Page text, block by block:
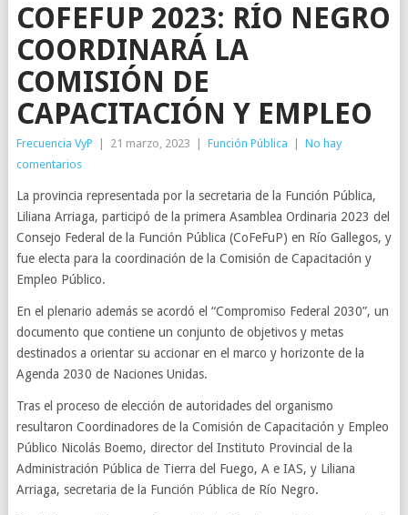
COFEFUP 2023: RÍO NEGRO
COORDINARÁ LA
COMISIÓN DE
CAPACITACIÓN Y EMPLEO
Frecuencia VyP 21 marzo, 2023 Función Pública
No hay
comentarios
La provincia representada por la secretaria de la Función Pública,
Liliana Arriaga, participó de la primera Asamblea Ordinaria 2023 del
Consejo Federal de la Función Pública (CoFeFuP) en Río Gallegos, y
fue electa para la coordinación de la Comisión de Capacitación y
Empleo Público.
En el plenario además se acordó el “Compromiso Federal 2030”, un
documento que contiene un conjunto de objetivos y metas
destinados a orientar su accionar en el marco y horizonte de la
Agenda 2030 de Naciones Unidas.
Tras el proceso de elección de autoridades del organismo
resultaron Coordinadores de la Comisión de Capacitación y Empleo
Público Nicolás Boemo, director del Instituto Provincial de la
Administración Pública de Tierra del Fuego, A e IAS, y Liliana
Arriaga, secretaria de la Función Pública de Río Negro.